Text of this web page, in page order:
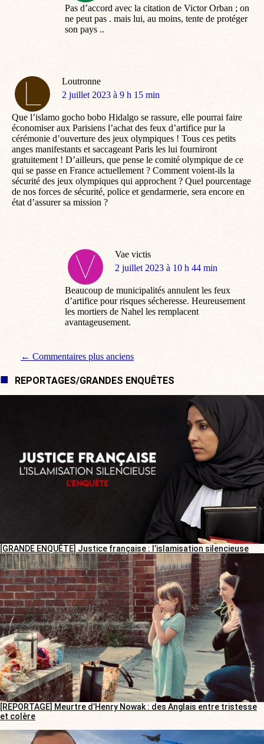
Pas d’accord avec la citation de Victor Orban ; on
ne peut pas . mais lui, au moins, tente de protéger
son pays ..
Loutronne
dit
2 juillet 2023 à 9 h 15 min
Que l’islamo gocho bobo Hidalgo se rassure, elle pourrai faire
économiser aux Parisiens l’achat des feux d’artifice pur la
cérémonie d’ouverture des jeux olympiques ! Tous ces petits
anges manifestants et saccageant Paris les lui fourniront
gratuitement ! D’ailleurs, que pense le comité olympique de ce
qui se passe en France actuellement ? Comment voient-ils la
sécurité des jeux olympiques qui approchent ? Quel pourcentage
de nos forces de sécurité, police et gendarmerie, sera encore en
état d’assurer sa mission ?
Vae victis
dit
2 juillet 2023 à 10 h 44 min
Beaucoup de municipalités annulent les feux
d’artifice pour risques sécheresse. Heureusement
les mortiers de Nahel les remplacent
avantageusement.
Navigation de commentaire
← Commentaires plus anciens
REPORTAGES/GRANDES ENQUÊTES
[GRANDE ENQUÊTE] Justice française : l’islamisation silencieuse
[REPORTAGE] Meurtre d’Henry Nowak : des Anglais entre tristesse
et colère